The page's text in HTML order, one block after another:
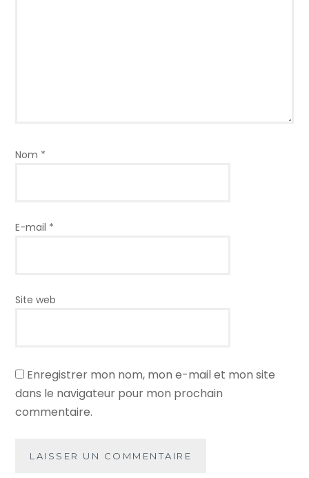
Nom *
E-mail *
Site web
Enregistrer mon nom, mon e-mail et mon site
dans le navigateur pour mon prochain
commentaire.